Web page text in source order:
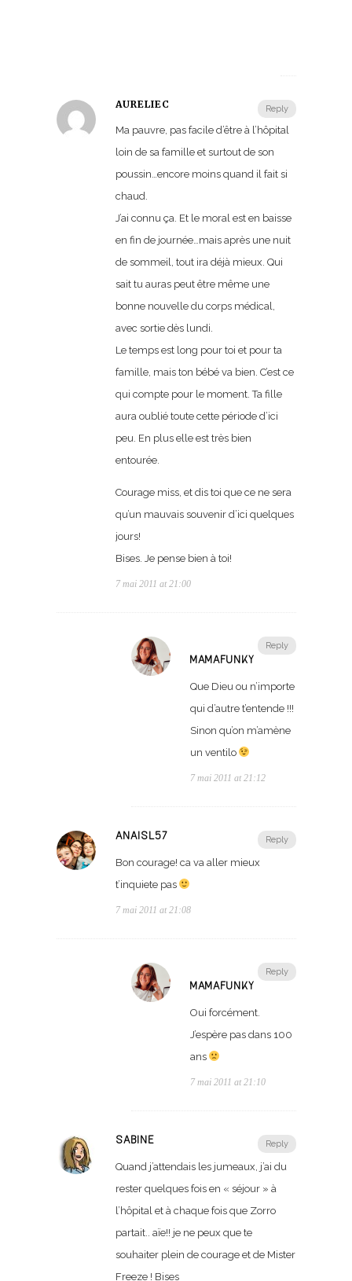
Reply
AURÉLIEC
Ma pauvre, pas facile d’être à l’hôpital
loin de sa famille et surtout de son
poussin…encore moins quand il fait si
chaud.
J’ai connu ça. Et le moral est en baisse
en fin de journée…mais après une nuit
de sommeil, tout ira déjà mieux. Qui
sait tu auras peut être même une
bonne nouvelle du corps médical,
avec sortie dès lundi.
Le temps est long pour toi et pour ta
famille, mais ton bébé va bien. C’est ce
qui compte pour le moment. Ta fille
aura oublié toute cette période d’ici
peu. En plus elle est très bien
entourée.
Courage miss, et dis toi que ce ne sera
qu’un mauvais souvenir d’ici quelques
jours!
Bises. Je pense bien à toi!
7 mai 2011 at 21:00
Reply
MAMAFUNKY
Que Dieu ou n’importe
qui d’autre t’entende !!!
Sinon qu’on m’amène
un ventilo
7 mai 2011 at 21:12
Reply
ANAISL57
Bon courage! ca va aller mieux
t’inquiete pas
7 mai 2011 at 21:08
Reply
MAMAFUNKY
Oui forcément.
J’espère pas dans 100
ans
7 mai 2011 at 21:10
Reply
SABINE
Quand j’attendais les jumeaux, j’ai du
rester quelques fois en « séjour » à
l’hôpital et à chaque fois que Zorro
partait.. aïe!! je ne peux que te
souhaiter plein de courage et de Mister
Freeze ! Bises